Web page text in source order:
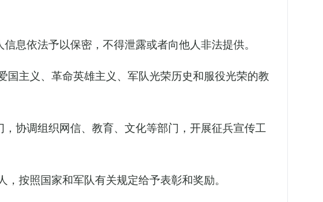
息依法予以保密，不得泄露或者向他人非法提供。
主义、革命英雄主义、军队光荣历史和服役光荣的教
协调组织网信、教育、文化等部门，开展征兵宣传工
按照国家和军队有关规定给予表彰和奖励。